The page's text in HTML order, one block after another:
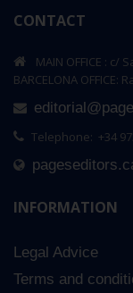
CONTACT
MAIN OFFICE : c/
BARCELONA OFFICE:
Telephone: +34
INFORMATION
Legal Advice
Terms and